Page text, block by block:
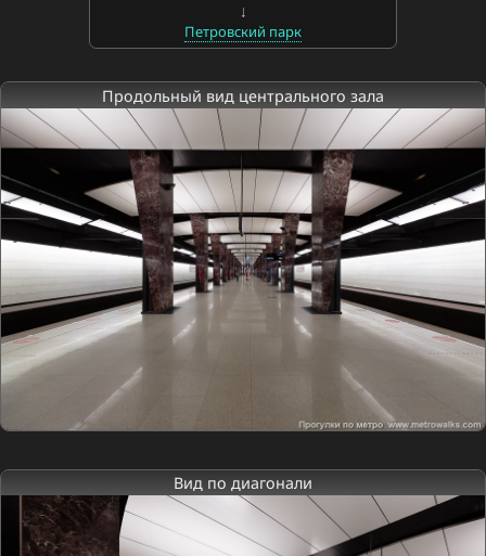
Петровский парк
Продольный вид центрального зала
Вид по диагонали